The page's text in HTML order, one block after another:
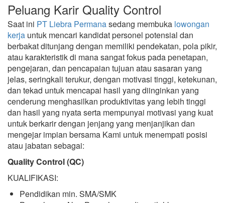
Peluang Karir Quality Control
Saat ini PT Liebra Permanasedang membuka lowongan
kerja untuk mencari kandidat personel potensial dan
berbakat ditunjang dengan memiliki pendekatan, pola pikir,
atau karakteristik di mana sangat fokus pada penetapan,
pengejaran, dan pencapaian tujuan atau sasaran yang
jelas, seringkali terukur, dengan motivasi tinggi, ketekunan,
dan tekad untuk mencapai hasil yang diinginkan yang
cenderung menghasilkan produktivitas yang lebih tinggi
dan hasil yang nyata serta mempunyai motivasi yang kuat
untuk berkarir dengan jenjang yang menjanjikan dan
mengejar impian bersama Kami untuk menempati posisi
atau jabatan sebagai:
Quality Control (QC)
KUALIFIKASI:
Pendidikan min. SMA/SMK